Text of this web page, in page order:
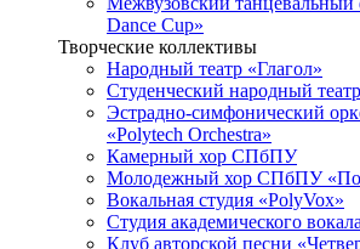
Dance Cup»
Творческие коллективы
Народный театр «Глагол»
Студенческий народный
Эстрадно-симфонический
«Polytech Orchestra»
Камерный хор СПбПУ
Молодежный хор СПбПУ
Вокальная студия «PolyVox»
Студия академического
Клуб авторской песни